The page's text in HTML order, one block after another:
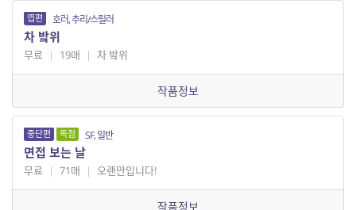
엽편 호러, 추리/스릴러
차 밬위
무료 | 19매 | 차 밬위
작품정보
중단편 독점 SF, 일반
면접 보는 날
무료 | 71매 | 오랜만입니다!
작품정보